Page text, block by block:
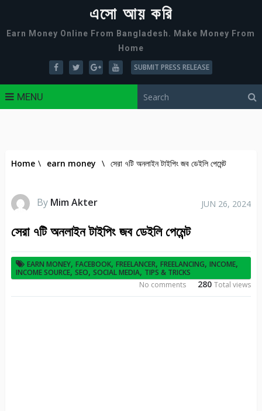
এসো আয় করি
Earn Money Online From Bangladesh. Make Money From
Home
SUBMIT PRESS RELEASE
MENU
Home \ earn money \ সেরা ৭টি অনলাইন টাইপিং জব ডেইলি পেমেন্ট
By Mim Akter JUN 26, 2024
সেরা ৭টি অনলাইন টাইপিং জব ডেইলি পেমেন্ট
EARN MONEY, FACEBOOK, FREELANCER, FREELANCING, INCOME,
INCOME SOURCE, SEO, SOCIAL MEDIA, TIPS & TRICKS
280Total views
No comments